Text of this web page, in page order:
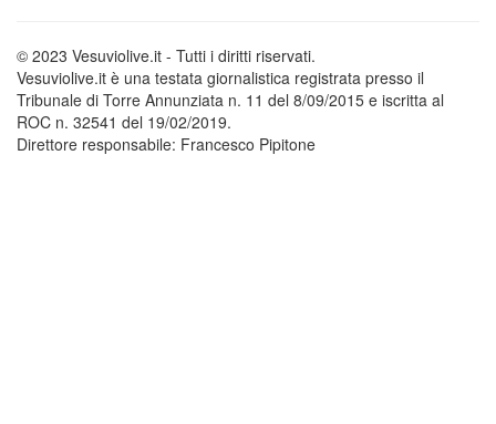
© 2023 Vesuviolive.it - Tutti i diritti riservati.
Vesuviolive.it è una testata giornalistica registrata presso il
Tribunale di Torre Annunziata n. 11 del 8/09/2015 e iscritta al
ROC n. 32541 del 19/02/2019.
Direttore responsabile: Francesco Pipitone